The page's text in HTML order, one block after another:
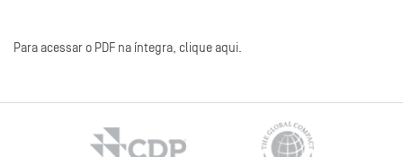
Para acessar o PDF na íntegra, clique aqui.